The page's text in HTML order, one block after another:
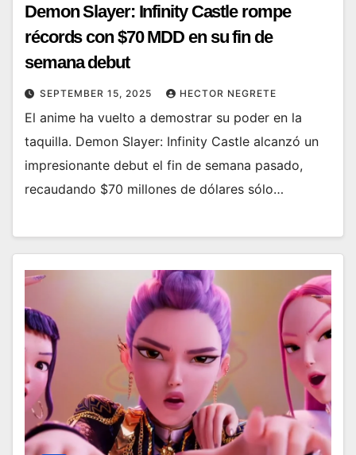
Demon Slayer: Infinity Castle rompe
récords con $70 MDD en su fin de
semana debut
SEPTEMBER 15, 2025 HECTOR NEGRETE
El anime ha vuelto a demostrar su poder en la
taquilla. Demon Slayer: Infinity Castle alcanzó un
impresionante debut el fin de semana pasado,
recaudando $70 millones de dólares sólo…